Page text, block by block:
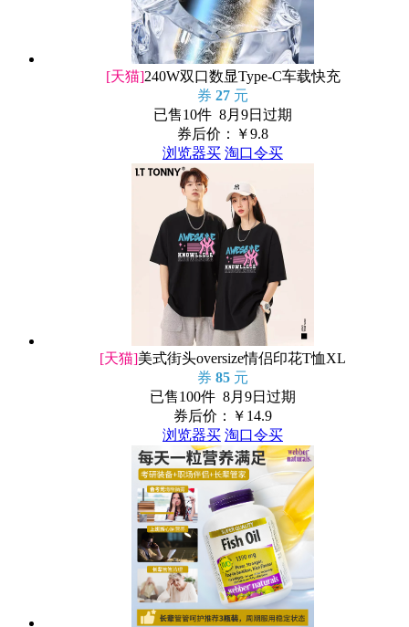
[天猫]240W双口数显Type-C车载快充
券 27 元
已售10件 8月9日过期
券后价：￥9.8
浏览器买 淘口令买
[天猫]美式街头oversize情侣印花T恤XL
券 85 元
已售100件 8月9日过期
券后价：￥ 14.9
浏览器买 淘口令买